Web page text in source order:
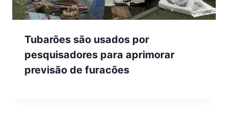
Tubarões são usados por
pesquisadores para aprimorar
previsão de furacões